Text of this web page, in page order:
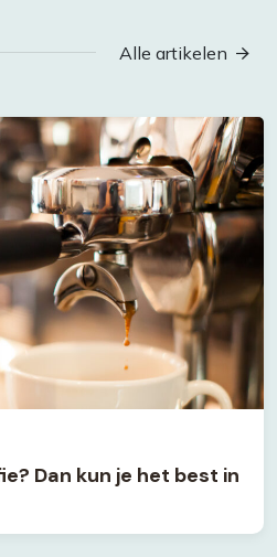
Alle artikelen
Dan kun je het best in